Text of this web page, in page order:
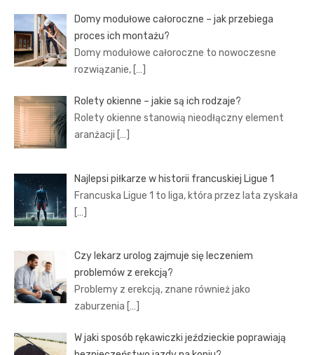
Domy modułowe całoroczne – jak przebiega
proces ich montażu?
Domy modułowe całoroczne to nowoczesne
rozwiązanie, […]
Rolety okienne – jakie są ich rodzaje?
Rolety okienne stanowią nieodłączny element
aranżacji […]
Najlepsi piłkarze w historii francuskiej Ligue 1
Francuska Ligue 1 to liga, która przez lata zyskała
[…]
Czy lekarz urolog zajmuje się leczeniem
problemów z erekcją?
Problemy z erekcją, znane również jako
zaburzenia […]
W jaki sposób rękawiczki jeździeckie poprawiają